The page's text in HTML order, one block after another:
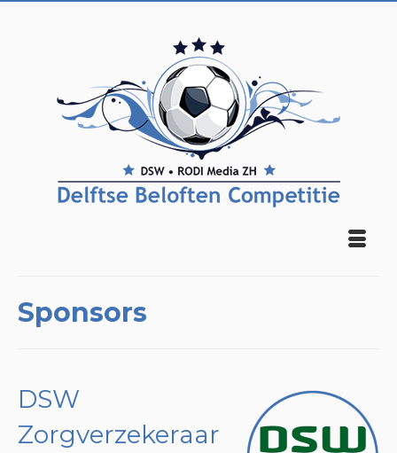
Sponsors
DSW
Zorgverzekeraar